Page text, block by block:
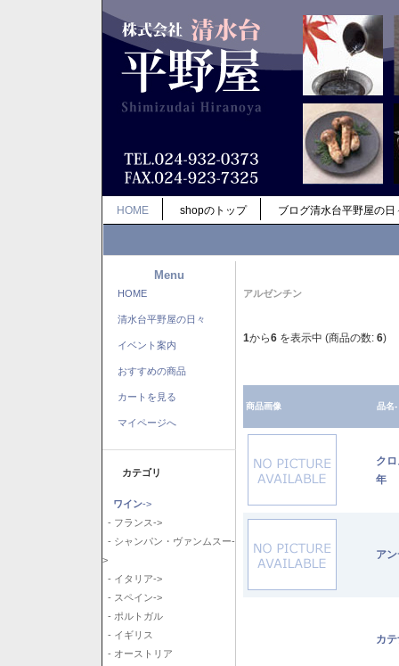
HOME shopのトップ ブログ清水台平野屋の日
Menu
HOME
清水台平野屋の日々
イベント案内
おすすめの商品
カートを見る
マイページへ
カテゴリ
ワイン->
- フランス->
- シャンパン・ヴァンムスー-
>
- イタリア->
- スペイン->
- ポルトガル
- イギリス
- オーストリア
アルゼンチン
1から6 を表示中 (商品の数: 6)
商品画像 品名-
ク
年
ア
カ